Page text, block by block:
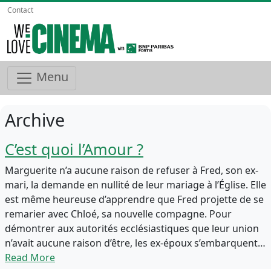
Contact
Menu
Archive
C’est quoi l’Amour ?
Marguerite n’a aucune raison de refuser à Fred, son ex-
mari, la demande en nullité de leur mariage à l’Église. Elle
est même heureuse d’apprendre que Fred projette de se
remarier avec Chloé, sa nouvelle compagne. Pour
démontrer aux autorités ecclésiastiques que leur union
n’avait aucune raison d’être, les ex-époux s’embarquent…
Read More